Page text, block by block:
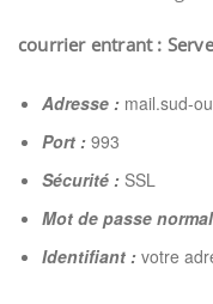
courrier entrant :
Adresse : mail.sud-
Port : 993
Sécurité : SSL
Mot de passe normal
Identifiant : votre